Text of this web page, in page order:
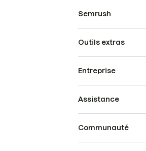
Semrush
Outils extras
Entreprise
Assistance
Communauté